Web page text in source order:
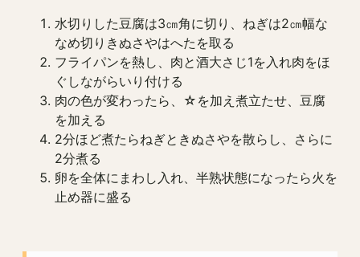
水切りした豆腐は3㎝角に切り、ねぎは2㎝幅な
なめ切りきぬさやはへたを取る
フライパンを熱し、肉と酒大さじ1を入れ肉をほ
ぐしながらいり付ける
肉の色が変わったら、☆を加え煮立たせ、豆腐
を加える
2分ほど煮たらねぎときぬさやを散らし、さらに
2分煮る
卵を全体にまわし入れ、半熟状態になったら火を
止め器に盛る